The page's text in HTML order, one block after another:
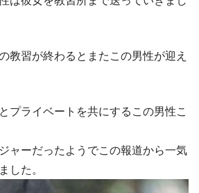
教習が終わるとまたこの男性が迎え
プライベートを共にするこの男性こ
ャーだったようでこの報道から一気
した。